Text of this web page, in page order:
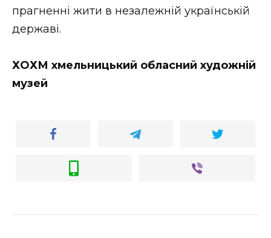
прагненні жити в незалежній українській
державі.
ХОХМ хмельницький обласний художній
музей